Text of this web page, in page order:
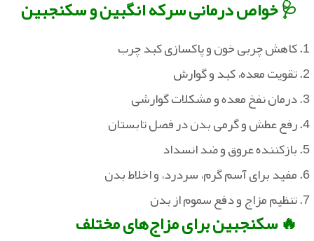
🩺 خواص درمانی سرکه انگبین و سکنجبین
کاهش چربی خون و پاکسازی کبد چرب‏
تقویت معده، کبد و گوارش
درمان نفخ معده و مشکلات گوارشی
‏رفع عطش و گرمی بدن در فصل تابستان
‏بازکننده عروق و ضد انسداد
مفید برای آسم گرم، سردرد، و اخلاط بدن
‏تنظیم مزاج و دفع سموم از بدن
🔥 سکنجبین برای مزاج‌های مختلف